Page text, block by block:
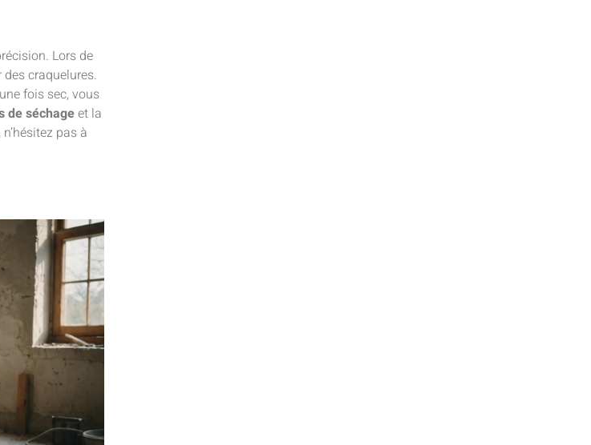
Lors de
craquelures.
fois sec, vous
de séchageet la
pas à